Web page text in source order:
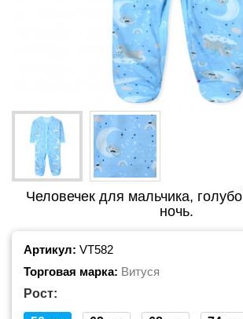
Человечек для мальчика,
ночь.
Артикул: VT582
Торговая марка: Витуся
Рост: